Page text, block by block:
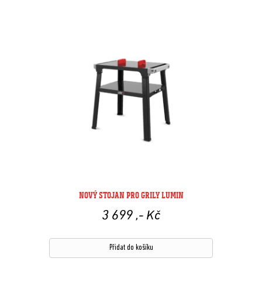
NOVÝ STOJAN PRO GRILY LUMIN
3 699 ,- Kč
Přidat do košíku